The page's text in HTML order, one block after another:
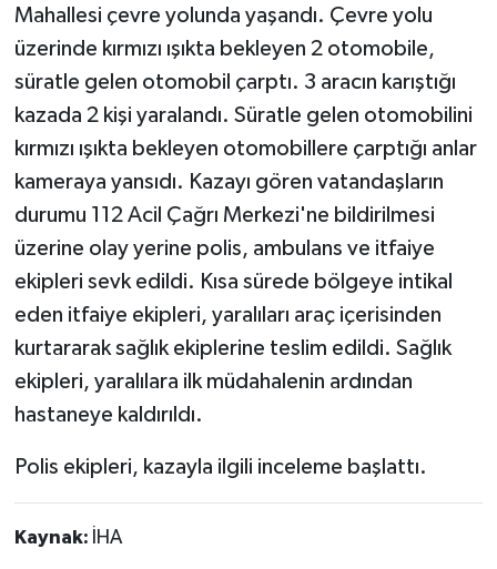
Mahallesi çevre yolunda yaşandı. Çevre yolu
üzerinde kırmızı ışıkta bekleyen 2 otomobile,
süratle gelen otomobil çarptı. 3 aracın karıştığı
kazada 2 kişi yaralandı. Süratle gelen otomobilini
kırmızı ışıkta bekleyen otomobillere çarptığı anlar
kameraya yansıdı. Kazayı gören vatandaşların
durumu 112 Acil Çağrı Merkezi'ne bildirilmesi
üzerine olay yerine polis, ambulans ve itfaiye
ekipleri sevk edildi. Kısa sürede bölgeye intikal
eden itfaiye ekipleri, yaralıları araç içerisinden
kurtararak sağlık ekiplerine teslim edildi. Sağlık
ekipleri, yaralılara ilk müdahalenin ardından
hastaneye kaldırıldı.
Polis ekipleri, kazayla ilgili inceleme başlattı.
Kaynak: İHA